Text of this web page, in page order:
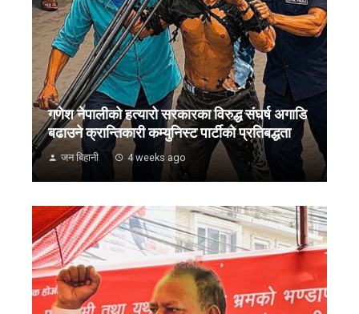
गणेश नेपालीको हत्यारो सरकारका विरुद्ध संघर्ष अगाडि
बढाउने क्रान्तिकारी कम्युनिस्ट पार्टीको प्रतिबद्धता
जन बिहानी 4 weeks ago